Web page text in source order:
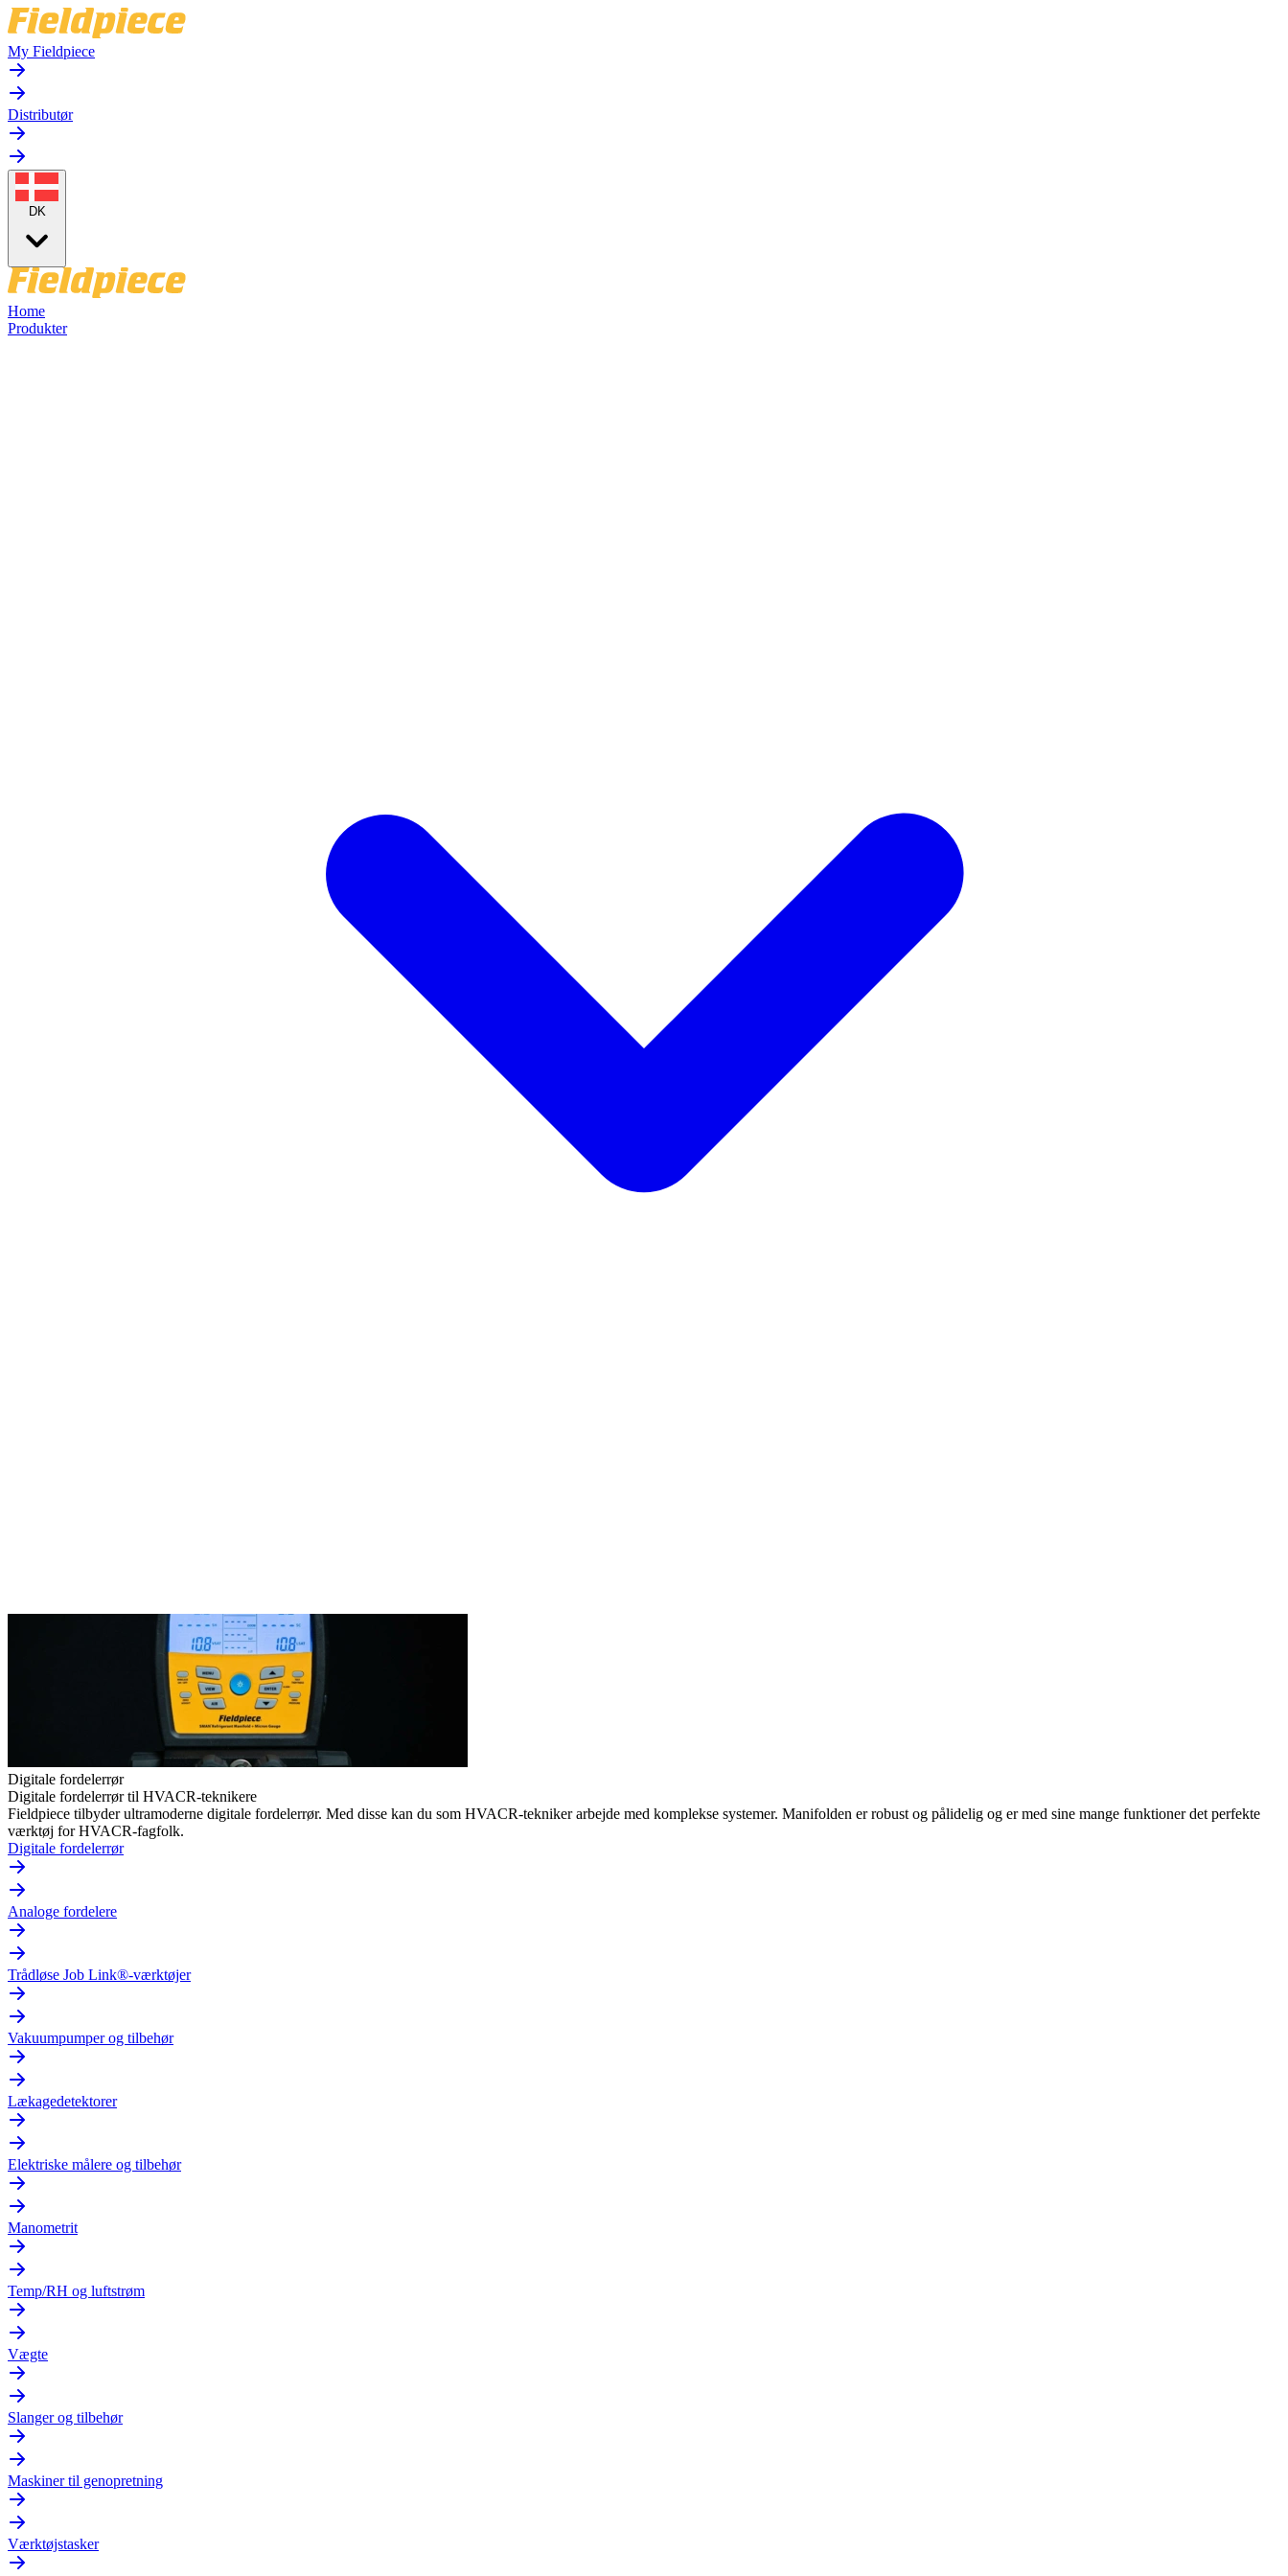
My Fieldpiece
Distributør
DK
Home
Produkter
Digitale fordelerrør
Digitale fordelerrør til HVACR-teknikere
Fieldpiece tilbyder ultramoderne digitale fordelerrør. Med disse kan du som HVACR-tekniker arbejde med komplekse systemer. Manifolden er robust og pålidelig og er med sine mange funktioner det perfekte
værktøj for HVACR-fagfolk.
Digitale fordelerrør
Analoge fordelere
Trådløse Job Link®-værktøjer
Vakuumpumper og tilbehør
Lækagedetektorer
Elektriske målere og tilbehør
Manometrit
Temp/RH og luftstrøm
Vægte
Slanger og tilbehør
Maskiner til genopretning
Værktøjstasker